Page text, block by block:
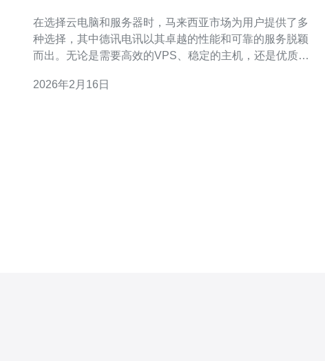
在选择云电脑和服务器时，马来西亚市场为用户提供了多
种选择，其中德讯电讯以其卓越的性能和可靠的服务脱颖
而出。无论是需要高效的VPS、稳定的主机，还是优质的
想选择。 一、德讯电讯的优势 德讯电讯在马来西亚服务器
2026年2月16日